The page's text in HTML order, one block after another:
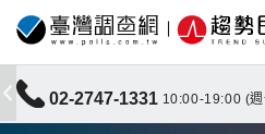
02-2747-1331 10:00-19:00 (